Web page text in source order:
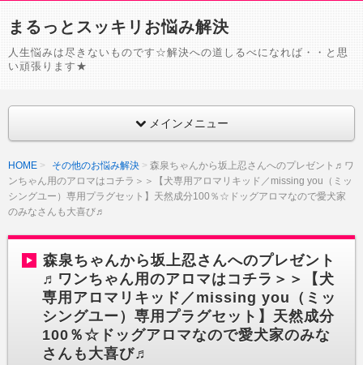
まるっとスッキリお悩み解決
人生悩みは尽きないものです☆解決への道しるべになれば・・と思
い頑張ります★
メインメニュー
HOME その他のお悩み解決
森泉ちゃんから坂上忍さんへのプレゼント♬ワ
ンちゃん用のアロマはコチラ＞＞【犬専用アロマリキッド／missing you（ミッ
シングユー）専用プラグセット】天然成分100％☆ドッグアロマなので愛犬家
のみなさんも大喜び♬
森泉ちゃんから坂上忍さんへのプレゼント
♬ワンちゃん用のアロマはコチラ＞＞【犬
専用アロマリキッド／missing you（ミッ
シングユー）専用プラグセット】天然成分
100％☆ドッグアロマなので愛犬家のみな
さんも大喜び♬